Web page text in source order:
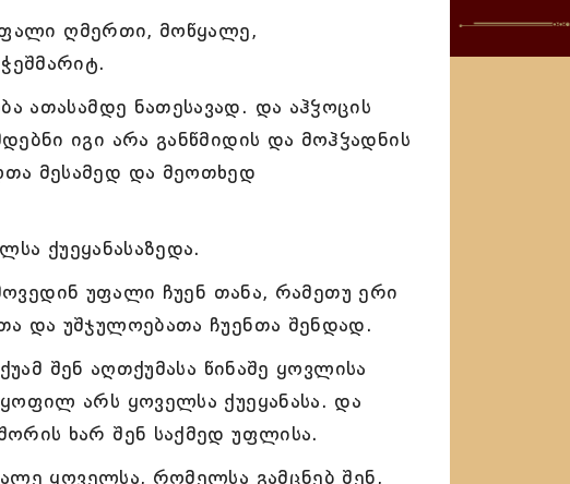
ღმერთი, მოწყალე,
ათასამდე ნათესავად. და აჰჴოცის
იგი არა განწმიდის და მოჰჴადნის
მესამედ და მეოთხედ
ქუეყანასაზედა.
უფალი ჩუენ თანა, რამეთუ ერი
და უშჯულოებათა ჩუენთა შენდად.
შენ აღთქუმასა წინაშე ყოვლისა
არს ყოველსა ქუეყანასა. და
ხარ შენ საქმედ უფლისა.
ყოველსა, რომელსა გამცნებ შენ,